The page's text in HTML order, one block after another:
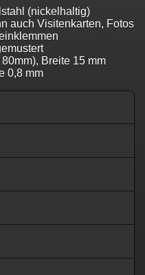
(nickelhaltig)
auch Visitenkarten, Fotos
Breite 15 mm
0,8 mm